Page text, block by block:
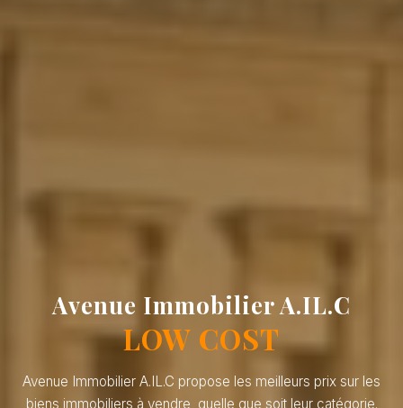
Avenue Immobilier A.IL.C
LOW COST
Avenue Immobilier A.IL.C propose les meilleurs prix sur les
biens immobiliers à vendre, quelle que soit leur catégorie.